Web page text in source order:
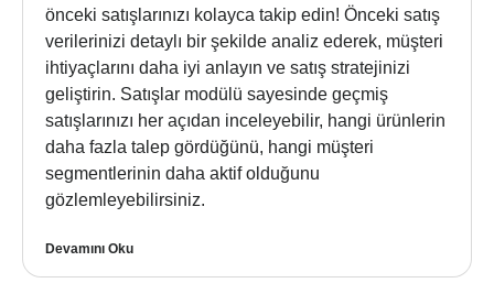
önceki satışlarınızı kolayca takip edin! Önceki satış
verilerinizi detaylı bir şekilde analiz ederek, müşteri
ihtiyaçlarını daha iyi anlayın ve satış stratejinizi
geliştirin. Satışlar modülü sayesinde geçmiş
satışlarınızı her açıdan inceleyebilir, hangi ürünlerin
daha fazla talep gördüğünü, hangi müşteri
segmentlerinin daha aktif olduğunu
gözlemleyebilirsiniz.
Devamını Oku